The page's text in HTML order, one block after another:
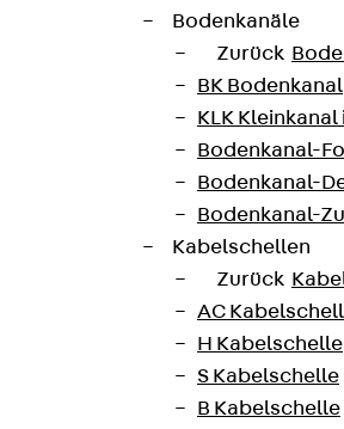
Bodenkanäle
Zurück
BK Bodenkanal
KLK
Bodenkanal-
Bodenkanal-
Bodenkanal-
Kabelschellen
Zurück
AC
H Kabelschelle
S Kabelschelle
B Kabelschelle
Referenzen und aktuellen